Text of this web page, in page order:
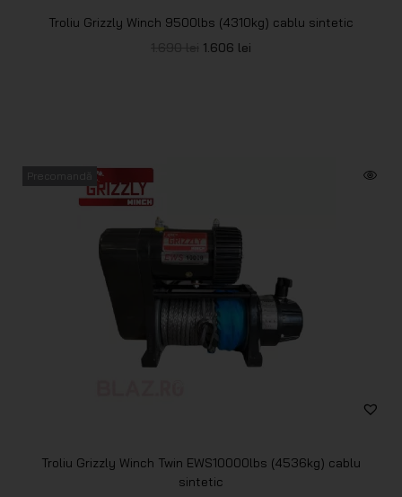
Troliu Grizzly Winch 9500lbs (4310kg) cablu sintetic
1.606 lei
Precomandă
Troliu Grizzly Winch Twin EWS10000lbs (4536kg) cablu
sintetic